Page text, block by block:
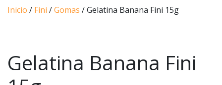
Inicio / Fini /Gomas / Gelatina Banana Fini 15g
Gelatina Banana Fini